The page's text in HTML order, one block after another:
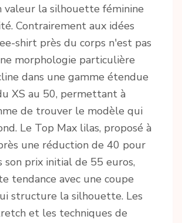
la silhouette féminine
Contrairement aux idées
shirt près du corps n'est pas
morphologie particulière
dans une gamme étendue
XS au 50, permettant à
de trouver le modèle qui
Le Top Max lilas, proposé à
une réduction de 40 pour
son prix initial de 55 euros,
tendance avec une coupe
structure la silhouette. Les
et les techniques de